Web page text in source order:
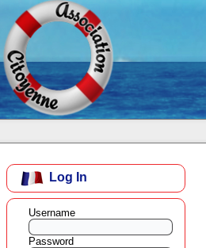
Log In
Username
Password